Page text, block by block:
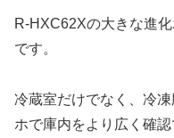
R-HXC62Xの大きな進
です。
冷蔵室だけでなく、冷
ホで庫内をより広く確認